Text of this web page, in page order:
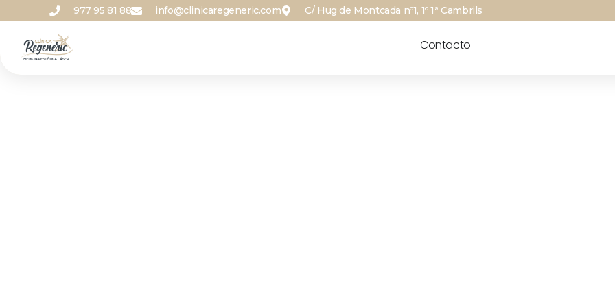
977 95 81 88 info@clinicaregeneric.com C/ Hug de Montcada nº1, 1º 1ª Cambrils
Contacto